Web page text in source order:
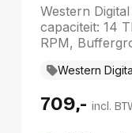
512 MB 3.5"
Western
capaciteit: 14
RPM,
Western
709,- incl.